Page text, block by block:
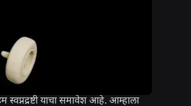
स्वप्नद्रष्टी याचा समावेश आहे. आम्हाला